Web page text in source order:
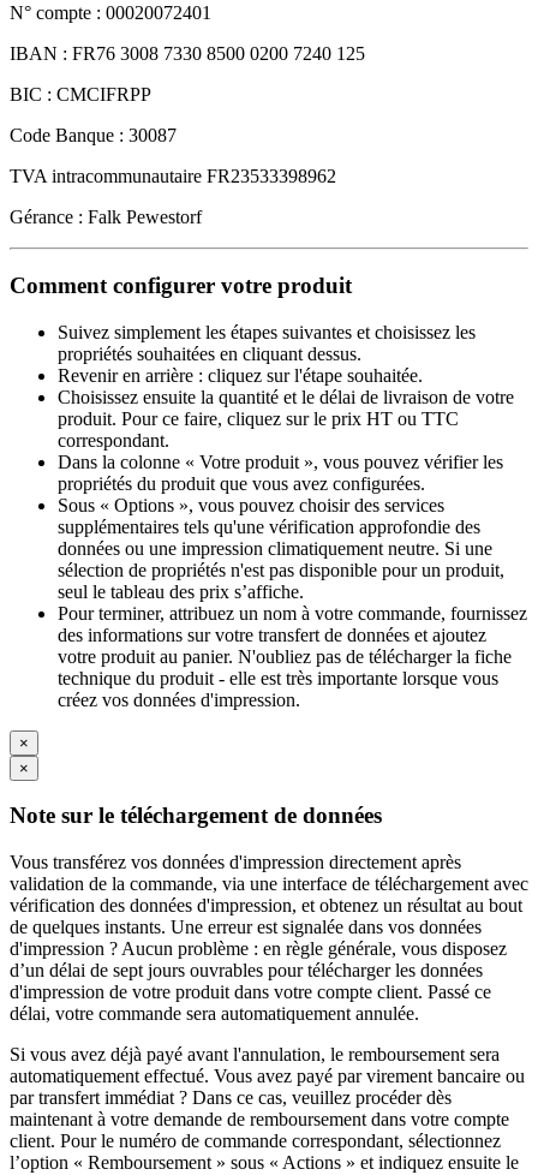
N° compte : 00020072401
IBAN : FR76 3008 7330 8500 0200 7240 125
BIC : CMCIFRPP
Code Banque : 30087
TVA intracommunautaire FR23533398962
Gérance : Falk Pewestorf
Comment configurer votre produit
Suivez simplement les étapes suivantes et choisissez les
propriétés souhaitées en cliquant dessus.
Revenir en arrière : cliquez sur l'étape souhaitée.
Choisissez ensuite la quantité et le délai de livraison de votre
produit. Pour ce faire, cliquez sur le prix HT ou TTC
correspondant.
Dans la colonne « Votre produit », vous pouvez vérifier les
propriétés du produit que vous avez configurées.
Sous « Options », vous pouvez choisir des services
supplémentaires tels qu'une vérification approfondie des
données ou une impression climatiquement neutre. Si une
sélection de propriétés n'est pas disponible pour un produit,
seul le tableau des prix s’affiche.
Pour terminer, attribuez un nom à votre commande, fournissez
des informations sur votre transfert de données et ajoutez
votre produit au panier. N'oubliez pas de télécharger la fiche
technique du produit - elle est très importante lorsque vous
créez vos données d'impression.
×
×
Note sur le téléchargement de données
Vous transférez vos données d'impression directement après
validation de la commande, via une interface de téléchargement avec
vérification des données d'impression, et obtenez un résultat au bout
de quelques instants. Une erreur est signalée dans vos données
d'impression ? Aucun problème : en règle générale, vous disposez
d’un délai de sept jours ouvrables pour télécharger les données
d'impression de votre produit dans votre compte client. Passé ce
délai, votre commande sera automatiquement annulée.
Si vous avez déjà payé avant l'annulation, le remboursement sera
automatiquement effectué. Vous avez payé par virement bancaire ou
par transfert immédiat ? Dans ce cas, veuillez procéder dès
maintenant à votre demande de remboursement dans votre compte
client. Pour le numéro de commande correspondant, sélectionnez
l’option « Remboursement » sous « Actions » et indiquez ensuite le